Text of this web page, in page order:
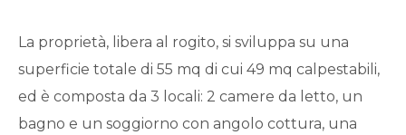
La proprietà, libera al rogito, si sviluppa su una
superficie totale di 55 mq di cui 49 mq calpestabili,
ed è composta da 3 locali: 2 camere da letto, un
bagno e un soggiorno con angolo cottura, una
5+